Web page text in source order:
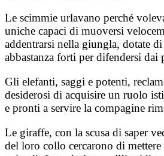
Le scimmie urlavano perché
uniche capaci di muoversi
addentrarsi nella giungla, dotate
abbastanza forti per difendersi dai
Gli elefanti, saggi e potenti,
desiderosi di acquisire un ruolo
e pronti a servire la compagine
Le giraffe, con la scusa di saper
del loro collo cercarono di